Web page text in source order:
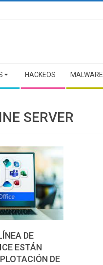
HACKEOS MALWARE
SERVER
DE
ESTÁN
DE